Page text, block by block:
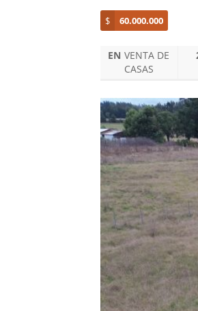
$ 60.000.000
EN VENTA DE
CASAS